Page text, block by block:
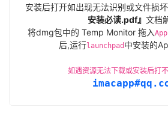
安装后打开如出现无法识别或文件损
安装必读.pdf』 文档
将dmg包中的 Temp Monitor 拖入
后,运行launchpad 中安装的
如遇资源无法下载或安装后打